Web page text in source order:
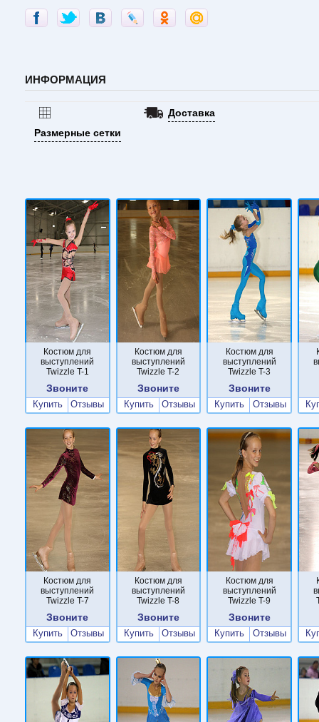
ИНФОРМАЦИЯ
Размерные сетки
Доставка
Костюм для
выступлений
Twizzle T-1
Звоните
Купить Отзывы
Костюм для
выступлений
Twizzle T-2
Звоните
Купить Отзывы
Костюм для
выступлений
Twizzle T-3
Звоните
Купить Отзывы
Костюм для
выступлений
Twizzle T-7
Звоните
Купить Отзывы
Костюм для
выступлений
Twizzle T-8
Звоните
Купить Отзывы
Костюм для
выступлений
Twizzle T-9
Звоните
Купить Отзывы